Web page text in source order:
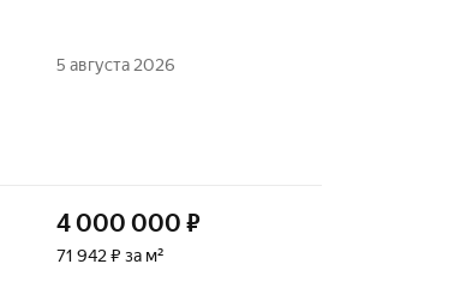
5 августа 2026
4 000 000 ₽
71 942 ₽ за м²